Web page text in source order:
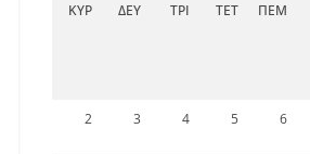
ΚΥΡ ΔΕΥ ΤΡΊ ΤΕΤ ΠΈΜ
2 3 4 5 6